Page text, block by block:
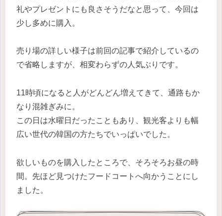
礼やプレゼントにも良さそうだなと思って、今回は
少し多めに購入。
売り場の詳しい様子は前回の記事で紹介しているの
で省略しますが、相変わらずの人気ぶりです。
11時頃になると人がどんどん増えてきて、通路もか
なり混雑ぎみに。
この日は水曜日だったこともあり、観光客よりも幅
広い世代の韓国の方たちでいっぱいでした。
欲しいものを購入したところで、そろそろお昼の時
間。先ほど見つけたフードコートへ向かうことにし
ました。